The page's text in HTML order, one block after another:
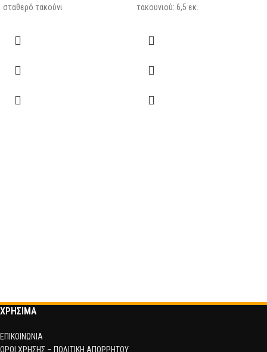
σταθερό τακούνι
τακουνιού: 6,5 εκ.
ΧΡΗΣΙΜΑ
ΕΠΙΚΟΙΝΩΝΙΑ
ΟΡΟΙ ΧΡΗΣΗΣ – ΠΟΛΙΤΙΚΗ ΑΠΟΡΡΗΤΟΥ